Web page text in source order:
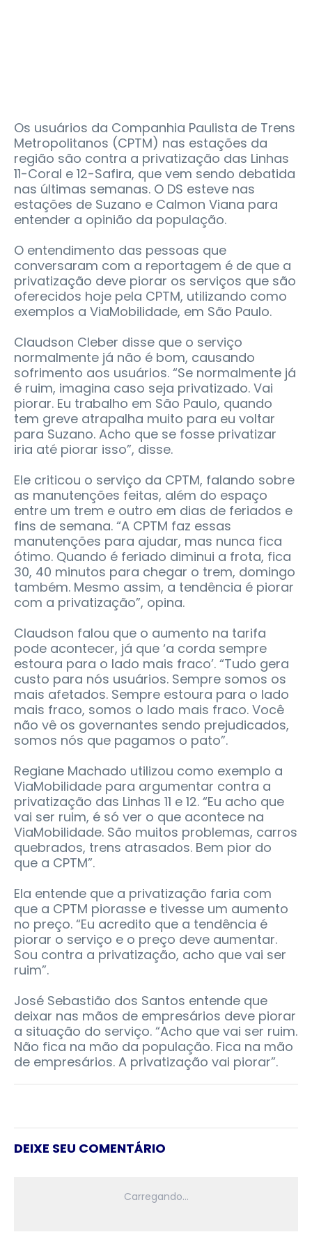
Os usuários da Companhia Paulista de Trens
Metropolitanos (CPTM) nas estações da
região são contra a privatização das Linhas
11-Coral e 12-Safira, que vem sendo debatida
nas últimas semanas. O DS esteve nas
estações de Suzano e Calmon Viana para
entender a opinião da população.
O entendimento das pessoas que
conversaram com a reportagem é de que a
privatização deve piorar os serviços que são
oferecidos hoje pela CPTM, utilizando como
exemplos a ViaMobilidade, em São Paulo.
Claudson Cleber disse que o serviço
normalmente já não é bom, causando
sofrimento aos usuários. “Se normalmente já
é ruim, imagina caso seja privatizado. Vai
piorar. Eu trabalho em São Paulo, quando
tem greve atrapalha muito para eu voltar
para Suzano. Acho que se fosse privatizar
iria até piorar isso”, disse.
Ele criticou o serviço da CPTM, falando sobre
as manutenções feitas, além do espaço
entre um trem e outro em dias de feriados e
fins de semana. “A CPTM faz essas
manutenções para ajudar, mas nunca fica
ótimo. Quando é feriado diminui a frota, fica
30, 40 minutos para chegar o trem, domingo
também. Mesmo assim, a tendência é piorar
com a privatização”, opina.
Claudson falou que o aumento na tarifa
pode acontecer, já que ‘a corda sempre
estoura para o lado mais fraco’. “Tudo gera
custo para nós usuários. Sempre somos os
mais afetados. Sempre estoura para o lado
mais fraco, somos o lado mais fraco. Você
não vê os governantes sendo prejudicados,
somos nós que pagamos o pato”.
Regiane Machado utilizou como exemplo a
ViaMobilidade para argumentar contra a
privatização das Linhas 11 e 12. “Eu acho que
vai ser ruim, é só ver o que acontece na
ViaMobilidade. São muitos problemas, carros
quebrados, trens atrasados. Bem pior do
que a CPTM”.
Ela entende que a privatização faria com
que a CPTM piorasse e tivesse um aumento
no preço. “Eu acredito que a tendência é
piorar o serviço e o preço deve aumentar.
Sou contra a privatização, acho que vai ser
ruim”.
José Sebastião dos Santos entende que
deixar nas mãos de empresários deve piorar
a situação do serviço. “Acho que vai ser ruim.
Não fica na mão da população. Fica na mão
de empresários. A privatização vai piorar”.
DEIXE SEU COMENTÁRIO